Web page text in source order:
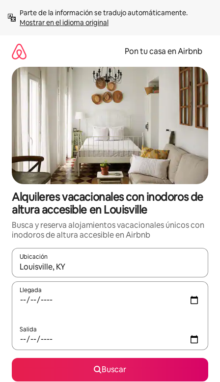
contenidoMostrar en el idioma original
Pon tu casa en Airbnb
Alquileres vacacionales con inodoros de
altura accesible en Louisville
Busca y reserva alojamientos vacacionales únicos con
inodoros de altura accesible en Airbnb
Ubicación
Cuando los resultados estén disponibles, navega con las
Llegada
Salida
Buscar